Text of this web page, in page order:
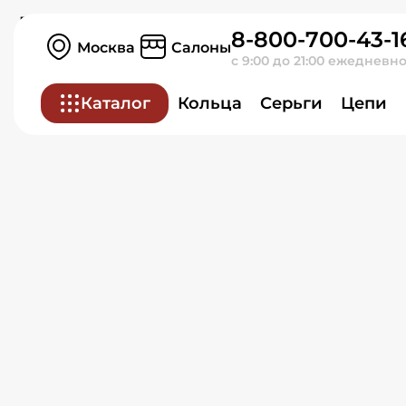
Москва Салоны8-800-700-43-
с 9:00 до 21:00
Каталог Кольца Серьги Цепи
Кольцо из красного